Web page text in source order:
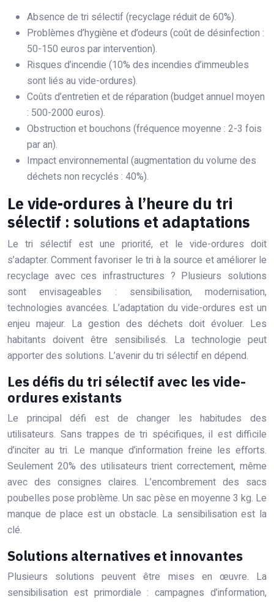
Absence de tri sélectif (recyclage réduit de 60%).
Problèmes d’hygiène et d’odeurs (coût de désinfection :
50-150 euros par intervention).
Risques d’incendie (10% des incendies d’immeubles
sont liés au vide-ordures).
Coûts d’entretien et de réparation (budget annuel moyen
: 500-2000 euros).
Obstruction et bouchons (fréquence moyenne : 2-3 fois
par an).
Impact environnemental (augmentation du volume des
déchets non recyclés : 40%).
Le vide-ordures à l’heure du tri
sélectif : solutions et adaptations
Le tri sélectif est une priorité, et le vide-ordures doit
s’adapter. Comment favoriser le tri à la source et améliorer le
recyclage avec ces infrastructures ? Plusieurs solutions
sont envisageables : sensibilisation, modernisation,
technologies avancées. L’adaptation du vide-ordures est un
enjeu majeur. La gestion des déchets doit évoluer. Les
habitants doivent être sensibilisés. La technologie peut
apporter des solutions. L’avenir du tri sélectif en dépend.
Les défis du tri sélectif avec les vide-
ordures existants
Le principal défi est de changer les habitudes des
utilisateurs. Sans trappes de tri spécifiques, il est difficile
d’inciter au tri. Le manque d’information freine les efforts.
Seulement 20% des utilisateurs trient correctement, même
avec des consignes claires. L’encombrement des sacs
poubelles pose problème. Un sac pèse en moyenne 3 kg. Le
manque de place est un obstacle. La sensibilisation est la
clé.
Solutions alternatives et innovantes
Plusieurs solutions peuvent être mises en œuvre. La
sensibilisation est primordiale : campagnes d’information,